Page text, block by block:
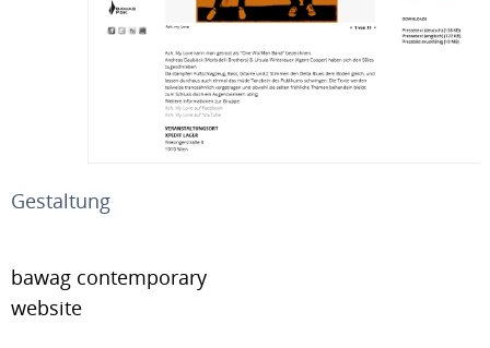
Gestaltung
bawag contemporary
website